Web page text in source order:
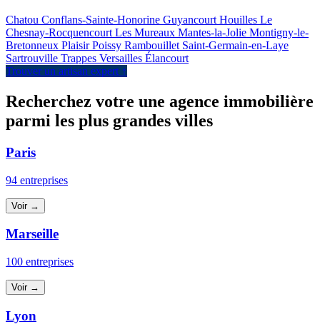
Chatou Conflans-Sainte-Honorine Guyancourt Houilles Le
Chesnay-Rocquencourt Les Mureaux Mantes-la-Jolie Montigny-le-
Bretonneux PlaisirPoissy Rambouillet Saint-Germain-en-Laye
Sartrouville Trappes Versailles Élancourt
Trouver un artisan expert ↑
Recherchez votre une agence immobilière
parmi les plus grandes villes
Paris
94 entreprises
Voir →
Marseille
100 entreprises
Voir →
Lyon